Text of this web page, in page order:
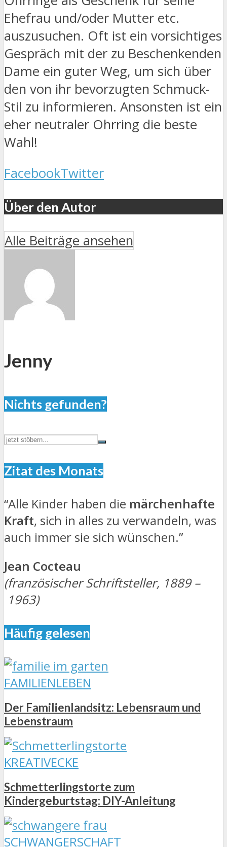
Ehefrau und/oder Mutter etc.
auszusuchen. Oft ist ein vorsichtiges
Gespräch mit der zu Beschenkenden
Dame ein guter Weg, um sich über
den von ihr bevorzugten Schmuck-
Stil zu informieren. Ansonsten ist ein
eher neutraler Ohrring die beste
Wahl!
FacebookTwitter
Über den Autor
Alle Beiträge ansehen
Jenny
Nichts gefunden?
Zitat des Monats
“Alle Kinder haben die märchenhafte
Kraft, sich in alles zu verwandeln, was
auch immer sie sich wünschen.”
Jean Cocteau
(französischer Schriftsteller, 1889 –
1963)
Häufig gelesen
FAMILIENLEBEN
Der Familienlandsitz: Lebensraum und
Lebenstraum
KREATIVECKE
Schmetterlingstorte zum
Kindergeburtstag: DIY-Anleitung
SCHWANGERSCHAFT